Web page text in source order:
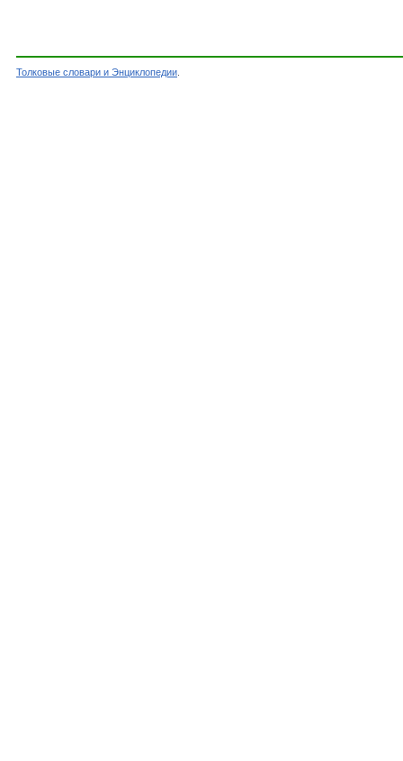
Толковые словари и Энциклопедии